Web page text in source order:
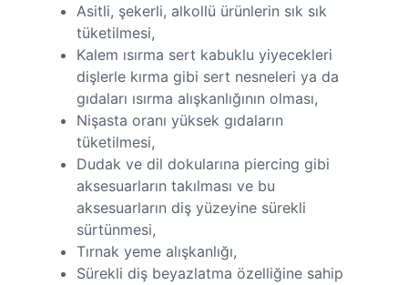
Asitli, şekerli, alkollü ürünlerin sık sık
tüketilmesi,
Kalem ısırma sert kabuklu yiyecekleri
dişlerle kırma gibi sert nesneleri ya da
gıdaları ısırma alışkanlığının olması,
Nişasta oranı yüksek gıdaların
tüketilmesi,
Dudak ve dil dokularına piercing gibi
aksesuarların takılması ve bu
aksesuarların diş yüzeyine sürekli
sürtünmesi,
Tırnak yeme alışkanlığı,
Sürekli diş beyazlatma özelliğine sahip